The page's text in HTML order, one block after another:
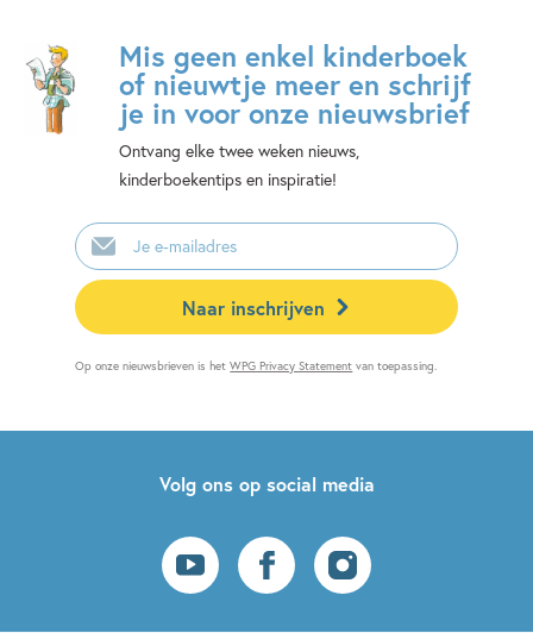
Mis geen enkel kinderboek
of nieuwtje meer en schrijf
je in voor onze nieuwsbrief
Ontvang elke twee weken nieuws,
kinderboekentips en inspiratie!
E-
mailadres
Naar inschrijven
Op onze nieuwsbrieven is hetWPG Privacy Statement van toepassing.
Volg ons op social media